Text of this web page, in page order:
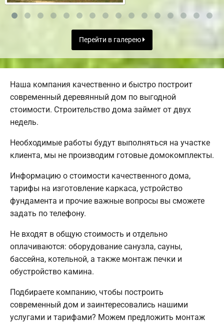
Перейти в галерею
Наша компания качественно и быстро построит
современный деревянный дом по выгодной
стоимости. Строительство дома займет от двух
недель.
Необходимые работы будут выполняться на участке
клиента, мы не производим готовые домокомплекты.
Информацию о стоимости качественного дома,
тарифы на изготовление каркаса, устройство
фундамента и прочие важные вопросы вы сможете
задать по телефону.
Не входят в общую стоимость и отдельно
оплачиваются: оборудование санузла, сауны,
бассейна, котельной, а также монтаж печки и
обустройство камина.
Подбираете компанию, чтобы построить
современный дом и заинтересовались нашими
услугами и тарифами? Можем предложить монтаж